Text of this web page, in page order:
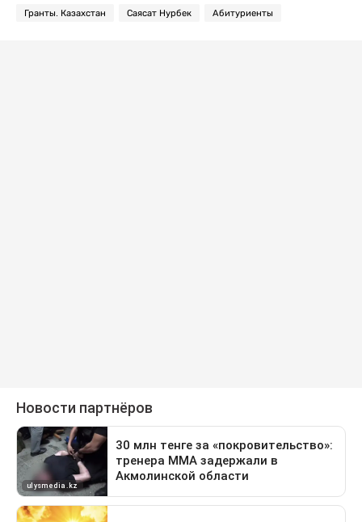
Гранты. Казахстан Саясат Нурбек Абитуриенты